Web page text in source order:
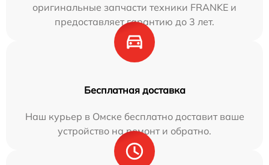
оригинальные запчасти техники FRANKE и
предоставляет гарантию до 3 лет.
Бесплатная доставка
Наш курьер в Омске бесплатно доставит ваше
устройство на ремонт и обратно.